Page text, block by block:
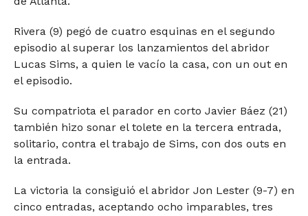
Rivera (9) pegó de cuatro esquinas en el segundo
episodio al superar los lanzamientos del abridor
Lucas Sims, a quien le vacío la casa, con un out en
el episodio.
Su compatriota el parador en corto Javier Báez (21)
también hizo sonar el tolete en la tercera entrada,
solitario, contra el trabajo de Sims, con dos outs en
la entrada.
La victoria la consiguió el abridor Jon Lester (9-7) en
cinco entradas, aceptando ocho imparables, tres